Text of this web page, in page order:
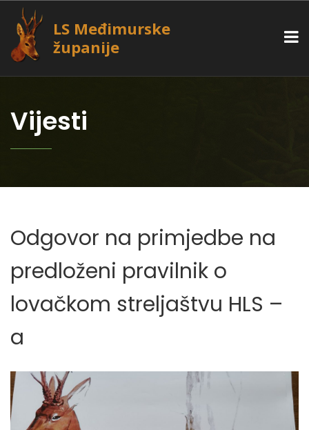
LS Međimurske
županije
Vijesti
Odgovor na primjedbe na
predloženi pravilnik o
lovačkom streljaštvu HLS –
a